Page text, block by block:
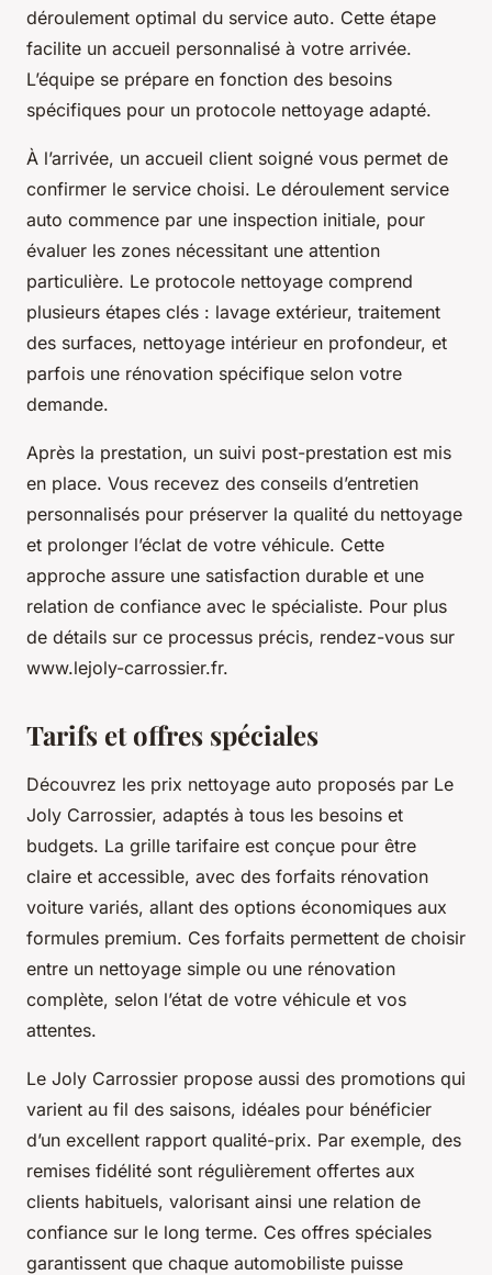
déroulement optimal du service auto. Cette étape
facilite un accueil personnalisé à votre arrivée.
L’équipe se prépare en fonction des besoins
spécifiques pour un protocole nettoyage adapté.
À l’arrivée, un accueil client soigné vous permet de
confirmer le service choisi. Le déroulement service
auto commence par une inspection initiale, pour
évaluer les zones nécessitant une attention
particulière. Le protocole nettoyage comprend
plusieurs étapes clés : lavage extérieur, traitement
des surfaces, nettoyage intérieur en profondeur, et
parfois une rénovation spécifique selon votre
demande.
Après la prestation, un suivi post-prestation est mis
en place. Vous recevez des conseils d’entretien
personnalisés pour préserver la qualité du nettoyage
et prolonger l’éclat de votre véhicule. Cette
approche assure une satisfaction durable et une
relation de confiance avec le spécialiste. Pour plus
de détails sur ce processus précis, rendez-vous sur
www.lejoly-carrossier.fr.
Tarifs et offres spéciales
Découvrez les prix nettoyage auto proposés par Le
Joly Carrossier, adaptés à tous les besoins et
budgets. La grille tarifaire est conçue pour être
claire et accessible, avec des forfaits rénovation
voiture variés, allant des options économiques aux
formules premium. Ces forfaits permettent de choisir
entre un nettoyage simple ou une rénovation
complète, selon l’état de votre véhicule et vos
attentes.
Le Joly Carrossier propose aussi des promotions qui
varient au fil des saisons, idéales pour bénéficier
d’un excellent rapport qualité-prix. Par exemple, des
remises fidélité sont régulièrement offertes aux
clients habituels, valorisant ainsi une relation de
confiance sur le long terme. Ces offres spéciales
garantissent que chaque automobiliste puisse